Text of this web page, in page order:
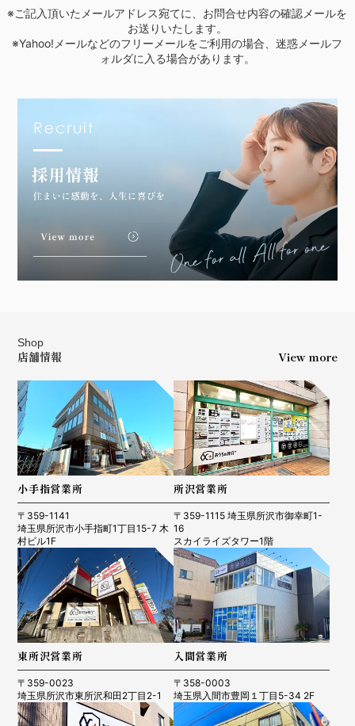
※ご記入頂いたメールアドレス宛てに、お問合せ内容の確認メールを
お送りいたします。
※Yahoo!メールなどのフリーメールをご利用の場合、迷惑メールフ
ォルダに入る場合があります。
Shop
店舗情報 View more
小手指営業所
〒359-1141
埼玉県所沢市小手指町1丁目15-7 木
村ビル1F
所沢営業所
〒359-1115 埼玉県所沢市御幸町1-
16
スカイライズタワー1階
東所沢営業所
〒359-0023
埼玉県所沢市東所沢和田2丁目2-1
入間営業所
〒358-0003
埼玉県入間市豊岡１丁目5-34 2F